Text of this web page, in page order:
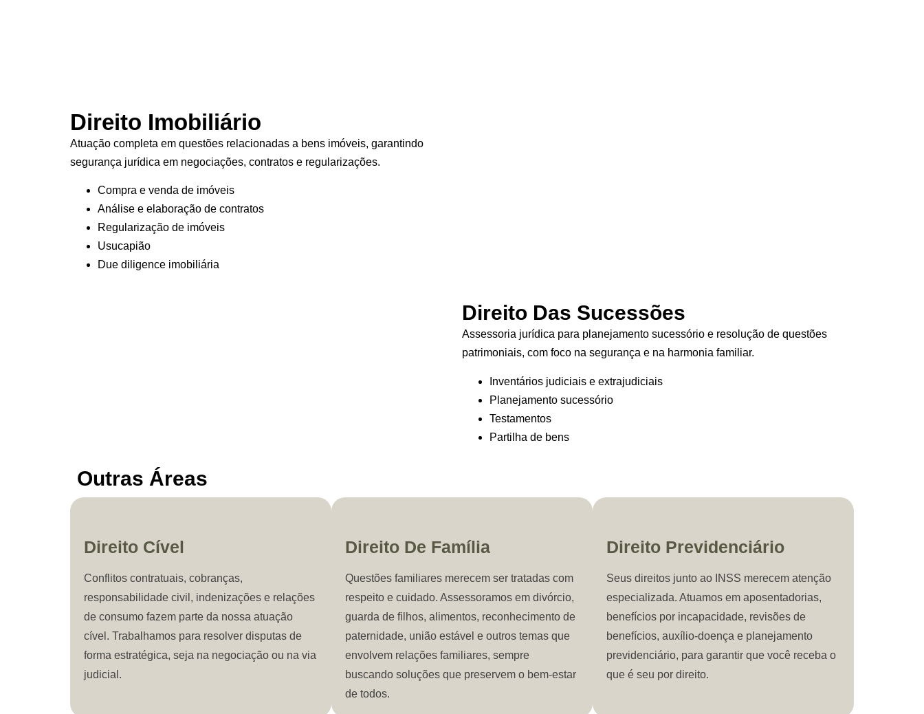
Direito Imobiliário
Atuação completa em questões relacionadas a bens imóveis, garantindo
segurança jurídica em negociações, contratos e regularizações.
Compra e venda de imóveis
Análise e elaboração de contratos
Regularização de imóveis
Usucapião
Due diligence imobiliária
Direito Das Sucessões
Assessoria jurídica para planejamento sucessório e resolução de questões
patrimoniais, com foco na segurança e na harmonia familiar.
Inventários judiciais e extrajudiciais
Planejamento sucessório
Testamentos
Partilha de bens
Outras Áreas
Direito Cível
Conflitos contratuais, cobranças,
responsabilidade civil, indenizações e relações
de consumo fazem parte da nossa atuação
cível. Trabalhamos para resolver disputas de
forma estratégica, seja na negociação ou na via
judicial.
Direito De Família
Questões familiares merecem ser tratadas com
respeito e cuidado. Assessoramos em divórcio,
guarda de filhos, alimentos, reconhecimento de
paternidade, união estável e outros temas que
envolvem relações familiares, sempre
buscando soluções que preservem o bem-estar
de todos.
Direito Previdenciário
Seus direitos junto ao INSS merecem atenção
especializada. Atuamos em aposentadorias,
benefícios por incapacidade, revisões de
benefícios, auxílio-doença e planejamento
previdenciário, para garantir que você receba o
que é seu por direito.